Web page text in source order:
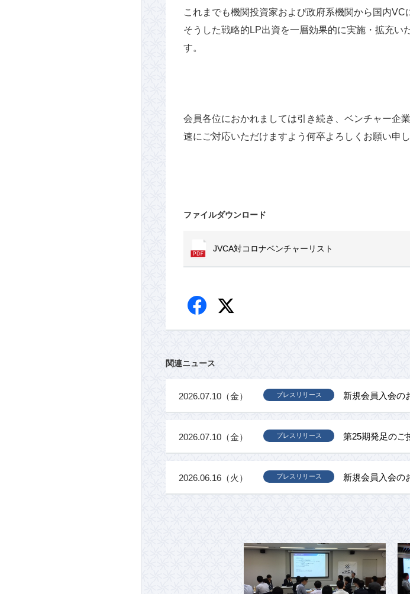
これまでも機関投資家および政府系機関から国内
そうした戦略的LP出資を一層効果的に実施・拡充い
す。
会員各位におかれましては引き続き、ベンチャー企
速にご対応いただけますよう何卒よろしくお願い申し
ファイルダウンロード
JVCA対コロナベンチャーリスト
関連ニュース
新規会員入会
プレスリリース
2026.07.10（金）
第25期発足のご
プレスリリース
2026.07.10（金）
新規会員入会
プレスリリース
2026.06.16（火）